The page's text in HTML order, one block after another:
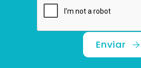
Enviar